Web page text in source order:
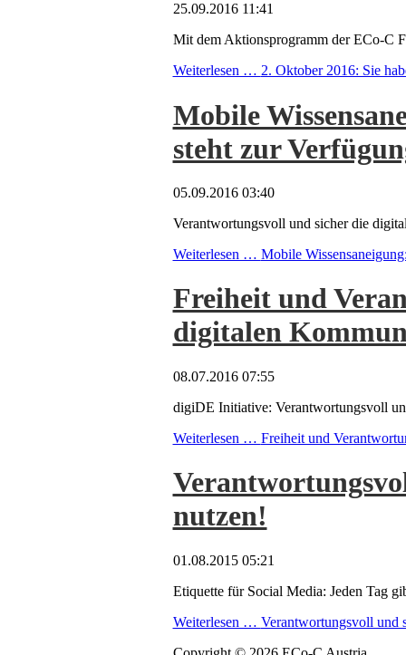
25.09.2016 11:41
Mit dem Aktionsprogramm der ECo-C
Weiterlesen … 2. Oktober 2016: Sie
Mobile
steht zur
05.09.2016 03:40
Verantwortungsvoll und sicher die
Weiterlesen … Mobile
Freiheit und
digitalen
08.07.2016 07:55
digiDE Initiative: Verantwortungsvoll
Weiterlesen … Freiheit und
nutzen!
01.08.2015 05:21
Etiquette für Social Media: Jeden Tag
Weiterlesen … Verantwortungsvoll und